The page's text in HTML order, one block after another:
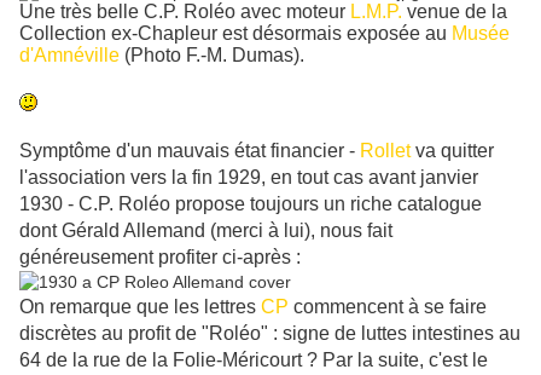
Une très belle C.P. Roléo avec moteur L.M.P. venue de la
Collection ex-Chapleur est désormais exposée au Musée
d'Amnéville (Photo F.-M. Dumas).
Symptôme d'un mauvais état financier - Rolletva quitter
l'association vers la fin 1929, en tout cas avant janvier
1930 - C.P. Roléo propose toujours un riche catalogue
dont Gérald Allemand (merci à lui), nous fait
généreusement profiter ci-après :
On remarque que les lettres CP commencent à se faire
discrètes au profit de "Roléo" : signe de luttes intestines au
64 de la rue de la Folie-Méricourt ? Par la suite, c'est le